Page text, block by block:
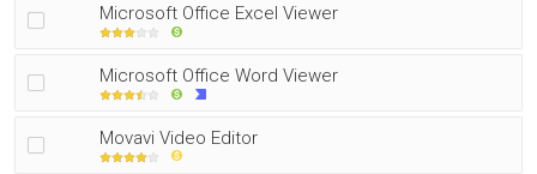
Microsoft Office Excel Viewer
Microsoft Office Word Viewer
Movavi Video Editor